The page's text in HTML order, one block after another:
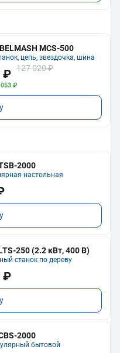
MCS-500
цепь, звездочка, шина
₽ 127 020 ₽
₽
2000
настольная
250 (2.2 кВт, 400 В)
станок по дереву
₽
2000
бытовой